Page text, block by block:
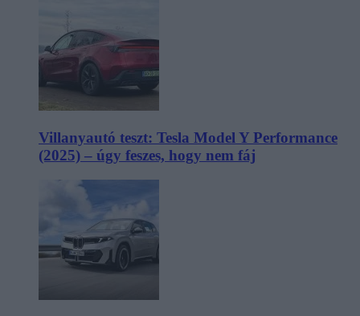
Villanyautó teszt: Tesla Model Y Performance
(2025) – úgy feszes, hogy nem fáj